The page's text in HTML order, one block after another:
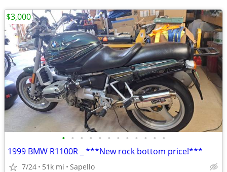
• • • • • • • • • • • •
1999 BMW R1100R _ ***New rock bottom price!***
7/24 51k mi Sapello
$3,000